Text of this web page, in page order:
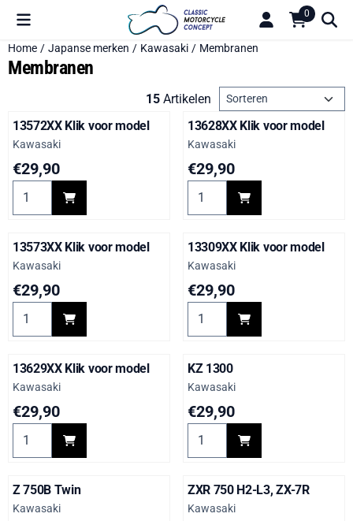
Cookievoorkeuren zijn beschikbaar. Kies instellingen of sta alle
0
Home / Japanse merken / Kawasaki / Membranen
Membranen
15 Artikelen Sorteermethode
13572XX Klik voor model
Merk:
Kawasaki
Prijs: 29,90
€29,90
Aantal kiezen voor 13572XX Klik voor model
13628XX Klik voor model
Merk:
Kawasaki
Prijs: 29,90
€29,90
Aantal kiezen voor 13628XX
13573XX Klik voor model
Merk:
Kawasaki
Prijs: 29,90
€29,90
Aantal kiezen voor 13573XX Klik voor model
13309XX Klik voor model
Merk:
Kawasaki
Prijs: 29,90
€29,90
Aantal kiezen voor 13309XX
13629XX Klik voor model
Merk:
Kawasaki
Prijs: 29,90
€29,90
Aantal kiezen voor 13629XX Klik voor model
KZ 1300
Merk:
Kawasaki
Prijs: 29,90
€29,90
Aantal kiezen voor KZ 1300
Z 750B Twin
Merk:
Kawasaki
ZXR 750 H2-L3, ZX-7R
Merk:
Kawasaki